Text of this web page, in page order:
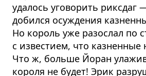
удалось уговорить риксдаг
добился осуждения
Но король уже разослал по
с известием, что
Что ж, больше Йоран
короля не будет! Эрик